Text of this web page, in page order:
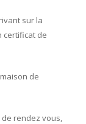
sur la
certificat de
de
rendez vous,